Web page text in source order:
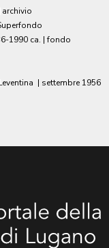
archivio
1990 ca. | fondo
| settembre 1956